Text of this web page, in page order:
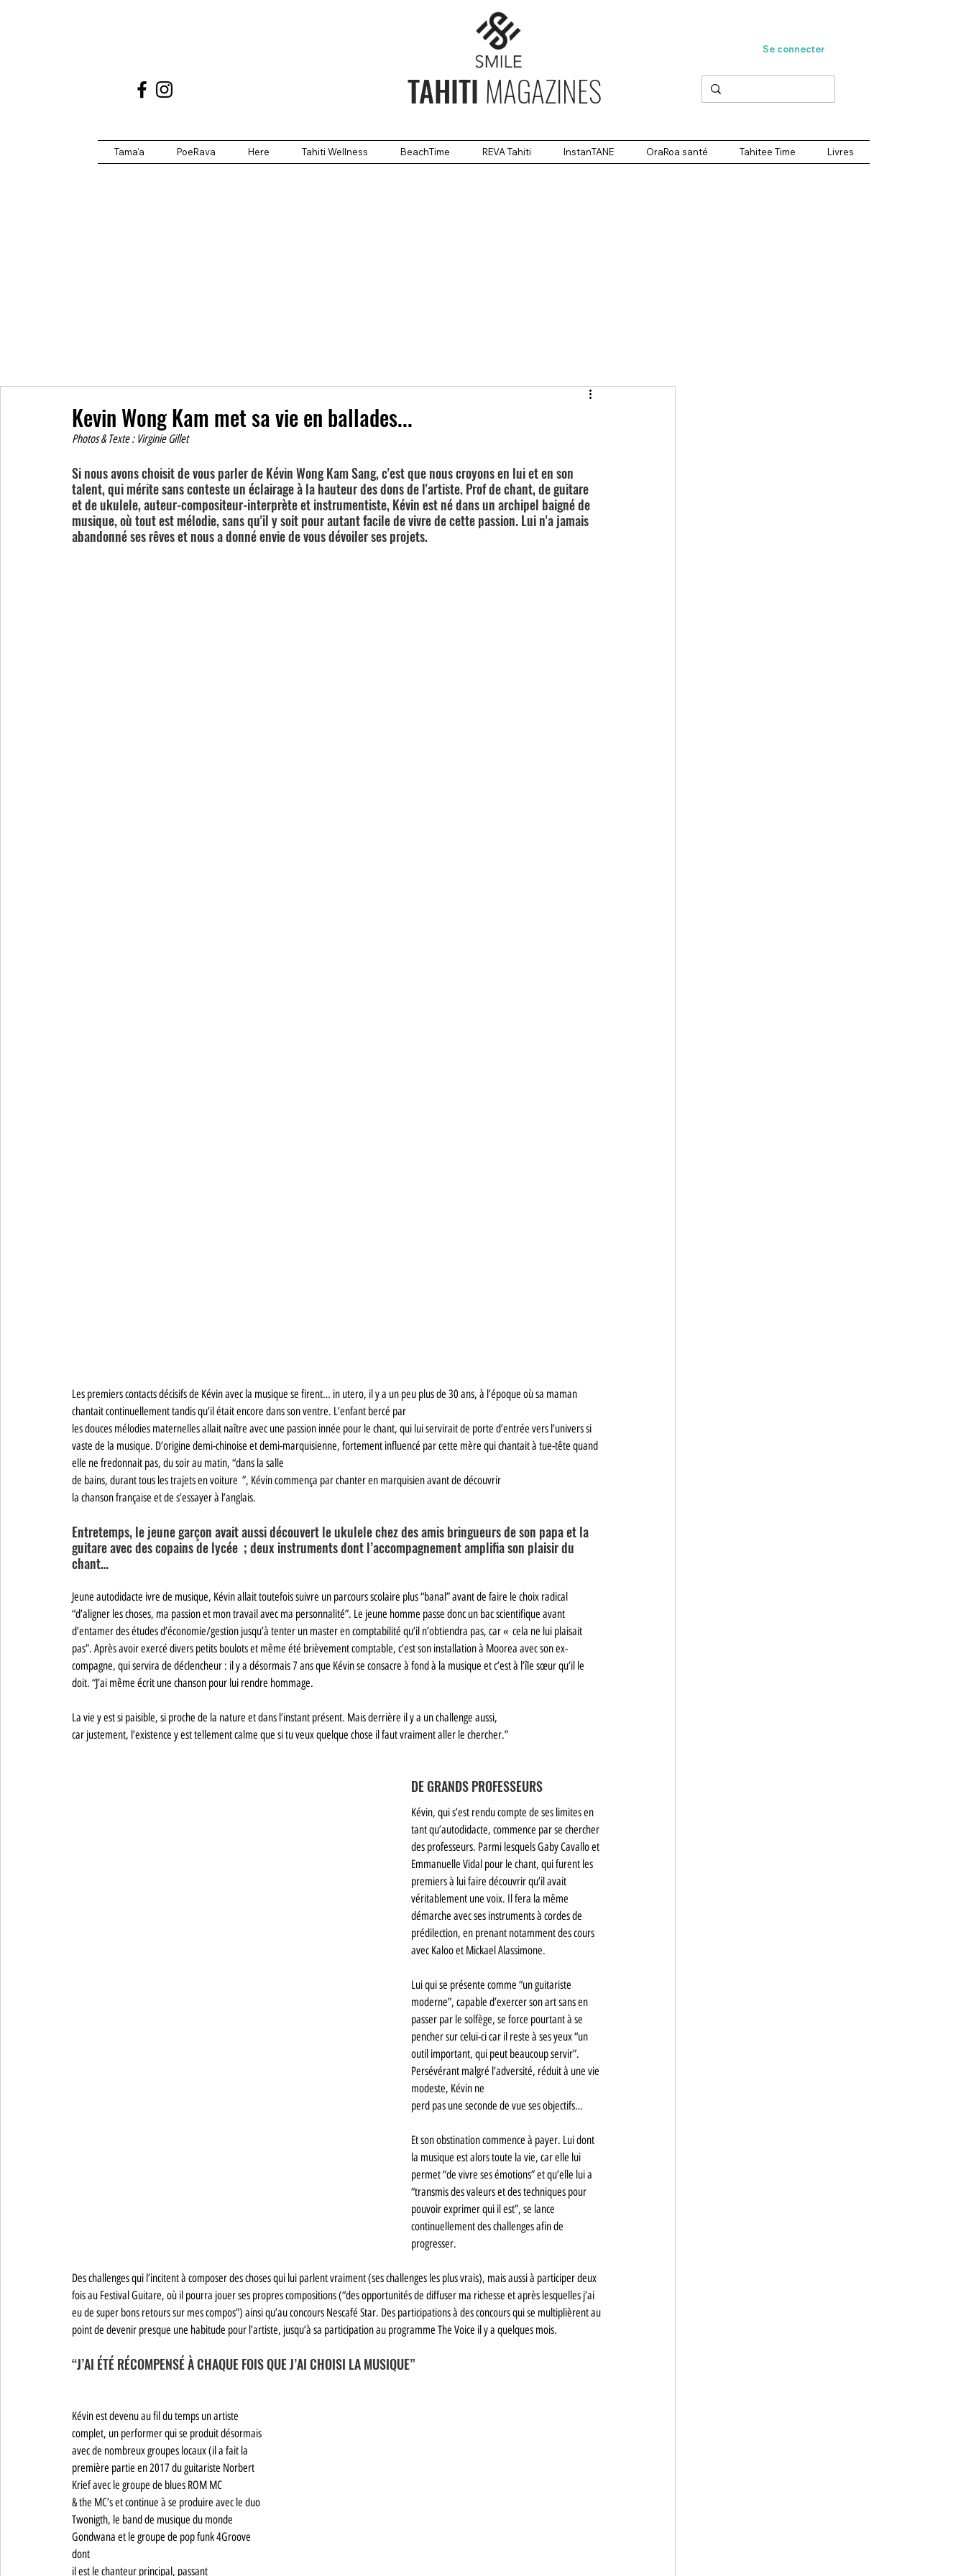
TAHITI MAGAZINES
Se connecter
Tama'a PoeRava Here Tahiti Wellness BeachTime REVA Tahiti InstanTANE OraRoa santé Tahitee Time Livres
Kevin Wong Kam met sa vie en ballades...
Photos & Texte : Virginie Gillet
Si nous avons choisit de vous parler de Kévin Wong Kam Sang, c'est que nous croyons en lui et en son
talent, qui mérite sans conteste un éclairage à la hauteur des dons de l'artiste. Prof de chant, de guitare
et de ukulele, auteur-compositeur-interprète et instrumentiste, Kévin est né dans un archipel baigné de
musique, où tout est mélodie, sans qu'il y soit pour autant facile de vivre de cette passion. Lui n'a jamais
abandonné ses rêves et nous a donné envie de vous dévoiler ses projets.
Les premiers contacts décisifs de Kévin avec la musique se firent… in utero, il y a un peu plus de 30 ans, à l’époque où sa maman
chantait continuellement tandis qu’il était encore dans son ventre. L’enfant bercé par
les douces mélodies maternelles allait naître avec une passion innée pour le chant, qui lui servirait de porte d’entrée vers l’univers si
vaste de la musique. D’origine demi-chinoise et demi-marquisienne, fortement influencé par cette mère qui chantait à tue-tête quand
elle ne fredonnait pas, du soir au matin, “dans la salle
de bains, durant tous les trajets en voiture  ”, Kévin commença par chanter en marquisien avant de découvrir
la chanson française et de s’essayer à l’anglais.
Entretemps, le jeune garçon avait aussi découvert le ukulele chez des amis bringueurs de son papa et la
guitare avec des copains de lycée  ; deux instruments dont l’accompagnement amplifia son plaisir du
chant…
Jeune autodidacte ivre de musique, Kévin allait toutefois suivre un parcours scolaire plus “banal” avant de faire le choix radical
“d’aligner les choses, ma passion et mon travail avec ma personnalité”. Le jeune homme passe donc un bac scientifique avant
d’entamer des études d’économie/gestion jusqu’à tenter un master en comptabilité qu’il n’obtiendra pas, car «  cela ne lui plaisait
pas”. Après avoir exercé divers petits boulots et même été brièvement comptable, c’est son installation à Moorea avec son ex-
compagne, qui servira de déclencheur : il y a désormais 7 ans que Kévin se consacre à fond à la musique et c’est à l’île sœur qu’il le
doit. “J’ai même écrit une chanson pour lui rendre hommage.
La vie y est si paisible, si proche de la nature et dans l’instant présent. Mais derrière il y a un challenge aussi,
car justement, l’existence y est tellement calme que si tu veux quelque chose il faut vraiment aller le chercher.”
DE GRANDS PROFESSEURS
Kévin, qui s’est rendu compte de ses limites en
tant qu’autodidacte, commence par se chercher
des professeurs. Parmi lesquels Gaby Cavallo et
Emmanuelle Vidal pour le chant, qui furent les
premiers à lui faire découvrir qu’il avait
véritablement une voix. Il fera la même
démarche avec ses instruments à cordes de
prédilection, en prenant notamment des cours
avec Kaloo et Mickael Alassimone.
Lui qui se présente comme “un guitariste
moderne”, capable d’exercer son art sans en
passer par le solfège, se force pourtant à se
pencher sur celui-ci car il reste à ses yeux “un
outil important, qui peut beaucoup servir”.
Persévérant malgré l’adversité, réduit à une vie
modeste, Kévin ne
perd pas une seconde de vue ses objectifs…
Et son obstination commence à payer. Lui dont
la musique est alors toute la vie, car elle lui
permet “de vivre ses émotions” et qu’elle lui a
“transmis des valeurs et des techniques pour
pouvoir exprimer qui il est”, se lance
continuellement des challenges afin de
progresser.
Des challenges qui l’incitent à composer des choses qui lui parlent vraiment (ses challenges les plus vrais), mais aussi à participer deux
fois au Festival Guitare, où il pourra jouer ses propres compositions (“des opportunités de diffuser ma richesse et après lesquelles j’ai
eu de super bons retours sur mes compos”) ainsi qu’au concours Nescafé Star. Des participations à des concours qui se multiplièrent au
point de devenir presque une habitude pour l’artiste, jusqu’à sa participation au programme The Voice il y a quelques mois.
“J’AI ÉTÉ RÉCOMPENSÉ À CHAQUE FOIS QUE J’AI CHOISI LA MUSIQUE”
Kévin est devenu au fil du temps un artiste
complet, un performer qui se produit désormais
avec de nombreux groupes locaux (il a fait la
première partie en 2017 du guitariste Norbert
Krief avec le groupe de blues ROM MC
& the MC’s et continue à se produire avec le duo
Twonigth, le band de musique du monde
Gondwana et le groupe de pop funk 4Groove
dont
il est le chanteur principal, passant